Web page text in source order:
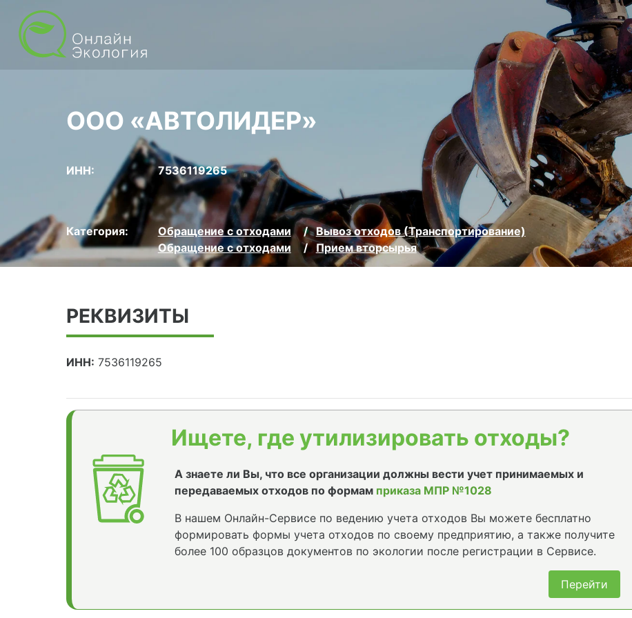
ООО «АВТОЛИДЕР»
ИНН: 7536119265
Категория: Обращение с отходами
Вывоз отходов (Транспортирование)
Обращение с отходами
Прием вторсырья
РЕКВИЗИТЫ
ИНН: 7536119265
Ищете, где утилизировать отходы?
А знаете ли Вы, что все организации должны вести учет принимаемых и
передаваемых отходов по формам приказа МПР №1028
В нашем Онлайн-Сервисе по ведению учета отходов Вы можете бесплатно
формировать формы учета отходов по своему предприятию, а также получите
более 100 образцов документов по экологии после регистрации в Сервисе.
Перейти